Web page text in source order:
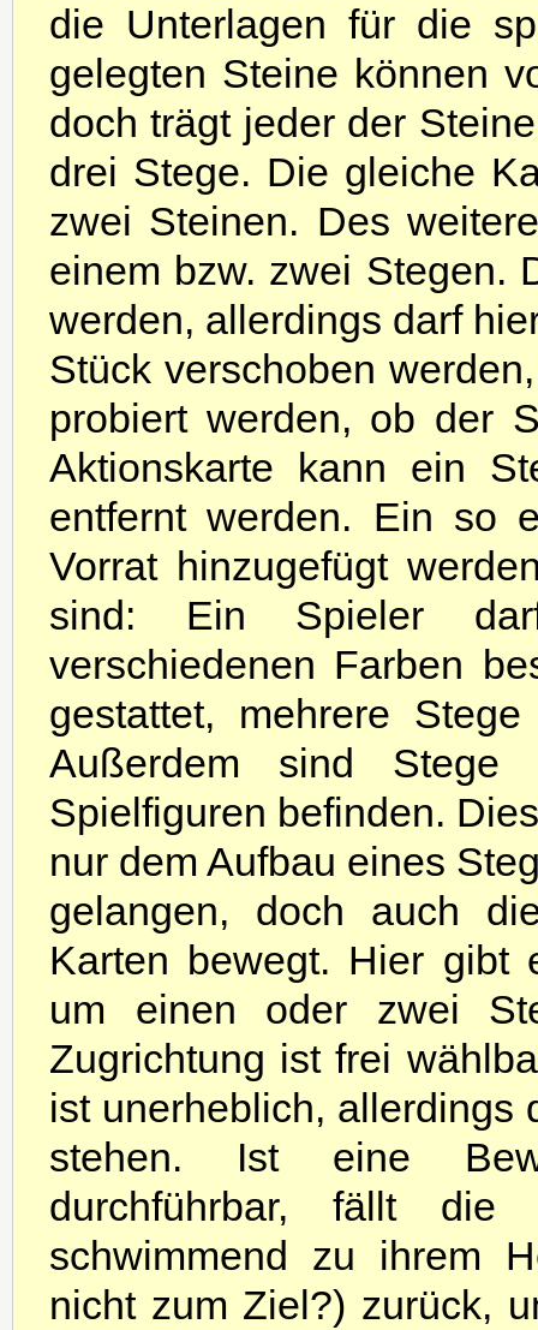
die Unterlagen für die
gelegten Steine können
doch trägt jeder der
drei Stege. Die gleiche
zwei Steinen. Des
einem bzw. zwei Stegen.
werden, allerdings darf
Stück verschoben
probiert werden, ob der
Aktionskarte kann ein
entfernt werden. Ein so
Vorrat hinzugefügt
sind: Ein Spieler
verschiedenen Farben
gestattet, mehrere
Außerdem sind
Spielfiguren befinden.
nur dem Aufbau eines
gelangen, doch auch
Karten bewegt. Hier gibt
um einen oder zwei
Zugrichtung ist frei
ist unerheblich, allerdings
stehen. Ist eine
durchführbar, fällt
schwimmend zu ihrem
nicht zum Ziel?) zurück,